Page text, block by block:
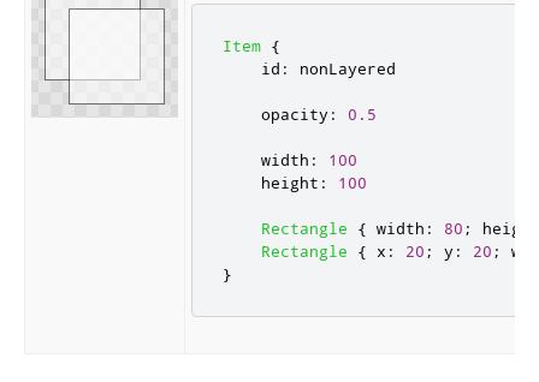
Item {
id : nonLayered
opacity : 0.5
width :
100
height : 100
Rectangle { width : 80 ;
height
Rectangle
{ x : 20 ; y : 20 ;
}